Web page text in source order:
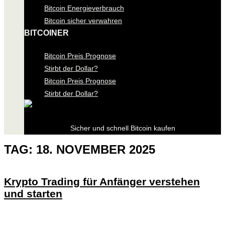
Bitcoin Energieverbrauch
Bitcoin sicher verwahren
BITCOINER
Bitcoin Preis Prognose
Stirbt der Dollar?
Bitcoin Preis Prognose
Stirbt der Dollar?
Sicher und schnell Bitcoin kaufen
TAG: 18. NOVEMBER 2025
Krypto Trading für Anfänger verstehen
und starten